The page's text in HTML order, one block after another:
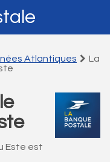
Atlantiques
La
Este est